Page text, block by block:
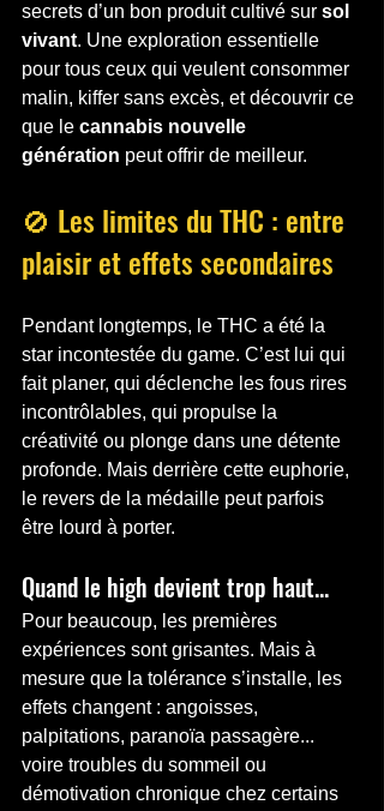
secrets d’un bon produit cultivé sur sol
vivant. Une exploration essentielle
pour tous ceux qui veulent consommer
malin, kiffer sans excès, et découvrir ce
que le cannabis nouvelle
génération peut offrir de meilleur.
🚫 Les limites du THC : entre
plaisir et effets secondaires
Pendant longtemps, le THC a été la
star incontestée du game. C’est lui qui
fait planer, qui déclenche les fous rires
incontrôlables, qui propulse la
créativité ou plonge dans une détente
profonde. Mais derrière cette euphorie,
le revers de la médaille peut parfois
être lourd à porter.
Quand le high devient trop haut...
Pour beaucoup, les premières
expériences sont grisantes. Mais à
mesure que la tolérance s’installe, les
effets changent : angoisses,
palpitations, paranoïa passagère...
voire troubles du sommeil ou
démotivation chronique chez certains